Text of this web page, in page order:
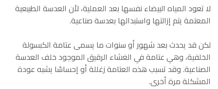
لا تعود المياه البيضاء نفسها بعد العملية، لأن العدسة الطبيعية
المعتمة يتم إزالتها واستبدالها بعدسة صناعية.
لكن قد يحدث بعد شهور أو سنوات ما يسمى عتامة الكبسولة
الخلفية، وهي عتامة في الغشاء الرقيق الموجود خلف العدسة
الصناعية. وقد تسبب هذه العتامة زغللة أو إحساسًا يشبه عودة
المشكلة مرة أخرى.